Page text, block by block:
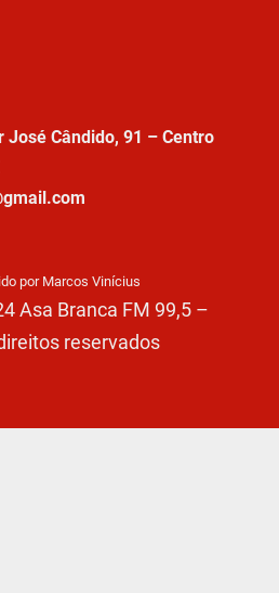
José Cândido, 91 – Centro
por Marcos Vinícius
Asa Branca FM 99,5 –
reservados